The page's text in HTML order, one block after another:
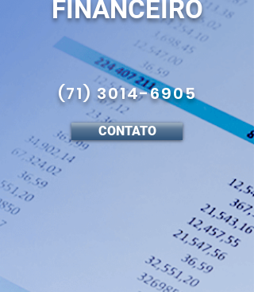
FINANCEIRO
(71) 3014-6905
CONTATO